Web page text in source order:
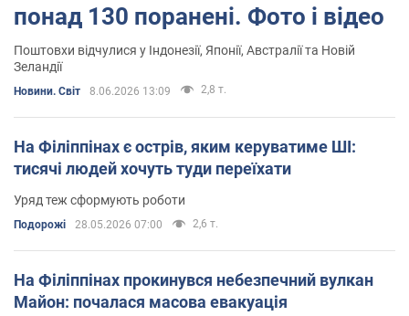
понад 130 поранені. Фото і відео
Поштовхи відчулися у Індонезії, Японії, Австралії та Новій
Зеландії
Новини. Світ 8.06.2026 13:09 2,8 т.
На Філіппінах є острів, яким керуватиме ШІ:
тисячі людей хочуть туди переїхати
Уряд теж сформують роботи
Подорожі 28.05.2026 07:00 2,6 т.
На Філіппінах прокинувся небезпечний вулкан
Майон: почалася масова евакуація